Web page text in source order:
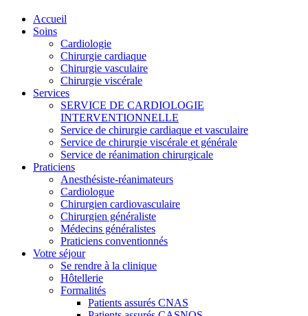
Accueil
Soins
Cardiologie
Chirurgie cardiaque
Chirurgie vasculaire
Chirurgie viscérale
Services
SERVICE DE CARDIOLOGIE
INTERVENTIONNELLE
Service de chirurgie cardiaque et vasculaire
Service de chirurgie viscérale et générale
Service de réanimation chirurgicale
Praticiens
Anesthésiste-réanimateurs
Cardiologue
Chirurgien cardiovasculaire
Chirurgien généraliste
Médecins généralistes
Praticiens conventionnés
Votre séjour
Se rendre à la clinique
Hôtellerie
Formalités
Patients assurés CNAS